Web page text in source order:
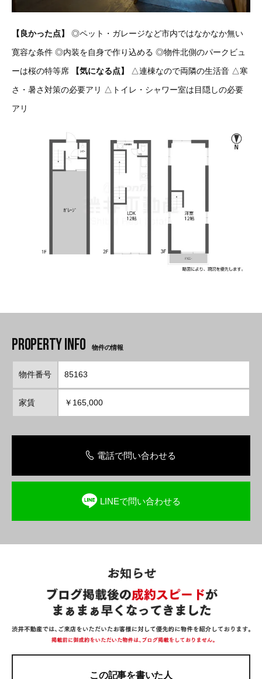
【良かった点】
◎ペット・ガレージなど市内ではなかなか無い
寛容な条件 ◎内装を自身で作り込める ◎物件北側のパークビュ
ーは桜の特等席
【気になる点】 △連棟なので両隣の生活音 △寒
さ・暑さ対策の必要アリ △トイレ・シャワー室は目隠しの必要
アリ
物件の情報
物件番号 85163
家賃 ￥165,000
電話で問い合わせる
LINEで問い合わせる
この記事を書いた人